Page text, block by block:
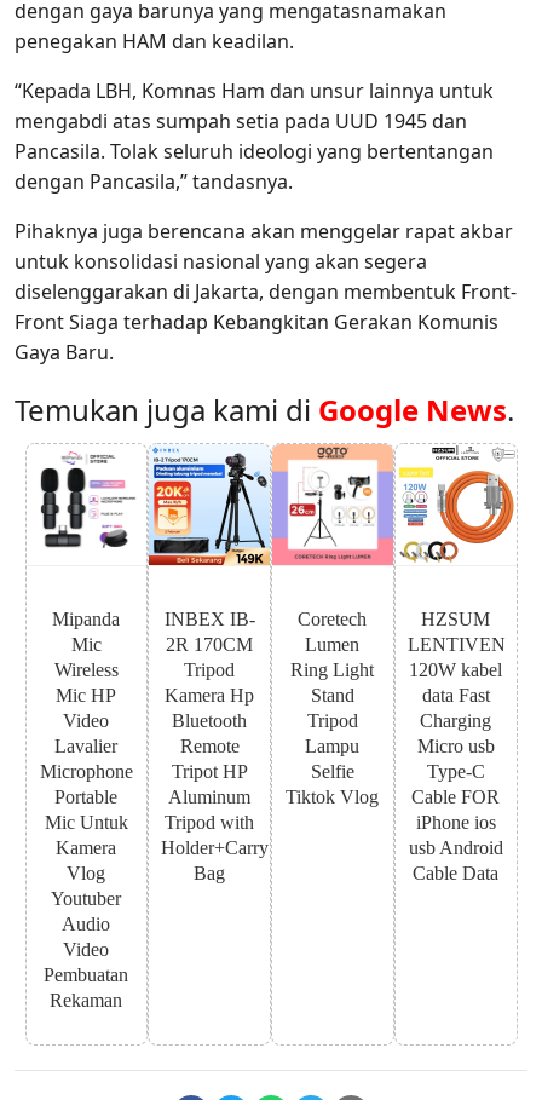
dengan gaya barunya yang mengatasnamakan
penegakan HAM dan keadilan.
“Kepada LBH, Komnas Ham dan unsur lainnya untuk
mengabdi atas sumpah setia pada UUD 1945 dan
Pancasila. Tolak seluruh ideologi yang bertentangan
dengan Pancasila,” tandasnya.
Pihaknya juga berencana akan menggelar rapat akbar
untuk konsolidasi nasional yang akan segera
diselenggarakan di Jakarta, dengan membentuk Front-
Front Siaga terhadap Kebangkitan Gerakan Komunis
Gaya Baru.
Temukan juga kami di Google News.
Mipanda
Mic
Wireless
Mic HP
Video
Lavalier
Microphone
Portable
Mic Untuk
Kamera
Vlog
Youtuber
Audio
Video
Pembuatan
Rekaman
INBEX IB-
2R 170CM
Tripod
Kamera Hp
Bluetooth
Remote
Tripot HP
Aluminum
Tripod with
Holder+Carry
Bag
Coretech
Lumen
Ring Light
Stand
Tripod
Lampu
Selfie
Tiktok Vlog
HZSUM
LENTIVEN
120W kabel
data Fast
Charging
Micro usb
Type-C
Cable FOR
iPhone ios
usb Android
Cable Data